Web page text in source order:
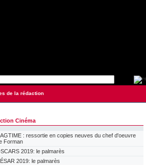
de la rédaction
Cinéma
: ressortie en copies neuves du chef d'oeuvre
Forman
2019: le palmarès
2019: le palmarès